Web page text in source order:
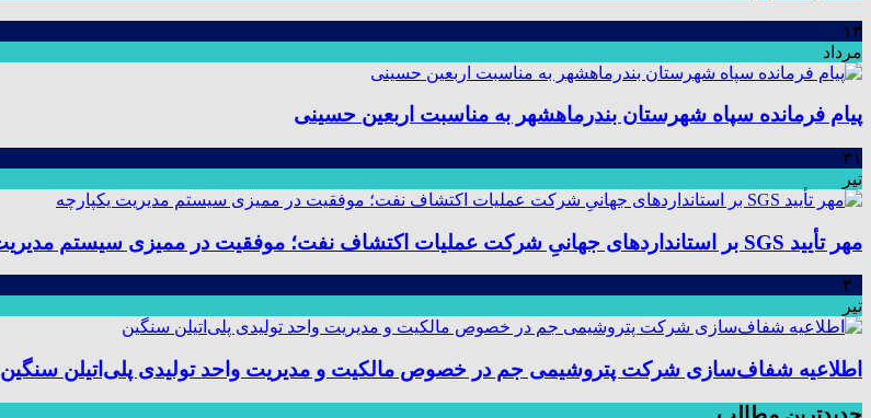
۱۳
مرداد
پیام فرمانده سپاه شهرستان بندرماهشهر به مناسبت اربعین حسینی
۳۱
تیر
مهر تأیید SGS بر استانداردهای جهانیِ شرکت عملیات اکتشاف نفت؛ موفقیت در ممیزی سیستم مدیریت یکپارچه
۳۰
تیر
اطلاعیه شفاف‌سازی شرکت پتروشیمی جم در خصوص مالکیت و مدیریت واحد تولیدی پلی‌اتیلن سنگین